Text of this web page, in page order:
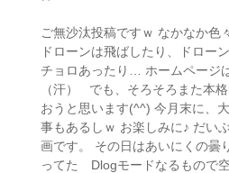
ご無沙汰投稿ですｗ なかなか色
ドローンは飛ばしたり、ドロー
チョロあったり… ホームページ
（汗） でも、そろそろまた本
おうと思います(^^) 今月末に、
事もあるしｗ お楽しみに♪ だい
画です。 その日はあいにくの曇
ってた Dlogモードなるもので